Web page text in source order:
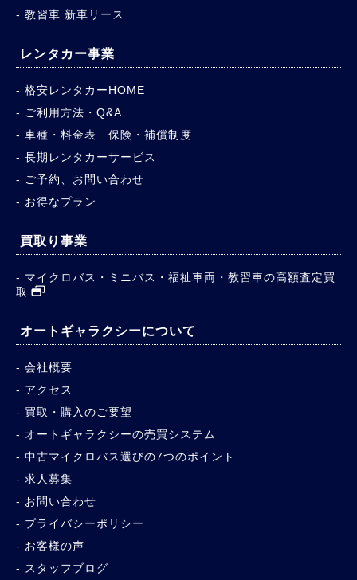
教習車 新車リース
レンタカー事業
格安レンタカーHOME
ご利用方法・Q&A
車種・料金表 保険・補償制度
長期レンタカーサービス
ご予約、お問い合わせ
お得なプラン
買取り事業
マイクロバス・ミニバス・福祉車両・教習車の高額査定買
取
オートギャラクシーについて
会社概要
アクセス
買取・購入のご要望
オートギャラクシーの売買システム
中古マイクロバス選びの7つのポイント
求人募集
お問い合わせ
プライバシーポリシー
お客様の声
スタッフブログ